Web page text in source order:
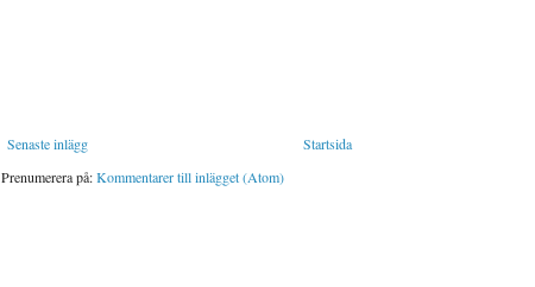
Senaste inlägg
Startsida
Prenumerera på:Kommentarer till inlägget (Atom)